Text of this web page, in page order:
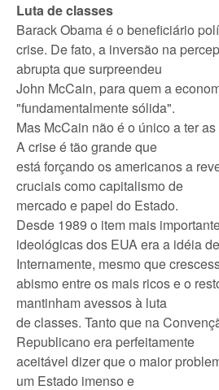
Luta de classes
Barack Obama é o beneficiário
crise. De fato, a inversão na
abrupta que surpreendeu
John McCain, para quem a
"fundamentalmente sólida".
Mas McCain não é o único a ter
A crise é tão grande que
está forçando os americanos a
cruciais como capitalismo de
mercado e papel do Estado.
Desde 1989 o item mais
ideológicas dos EUA era a idéia
Internamente, mesmo que
abismo entre os mais ricos e o
mantinham avessos à luta
de classes. Tanto que na
Republicano era perfeitamente
aceitável dizer que o maior
um Estado imenso e